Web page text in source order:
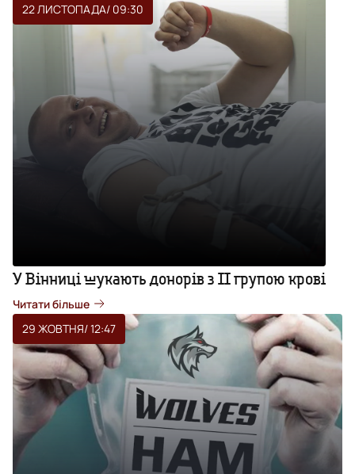
22 ЛИСТОПАДА/ 09:30
У Вінниці шукають донорів з ІІ групою крові
Читати більше
29 ЖОВТНЯ/ 12:47